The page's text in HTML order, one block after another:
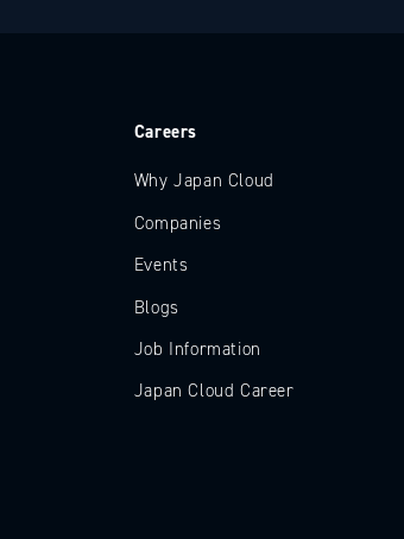
Careers
Why Japan Cloud
Companies
Events
Blogs
Job Information
Japan Cloud Career